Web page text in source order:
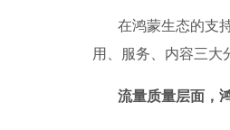
在鸿蒙生态的支
用、服务、内容三大
流量质量层面，